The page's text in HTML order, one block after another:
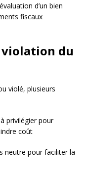
d’un bien
fiscaux
violation du
violé, plusieurs
privilégier pour
coût
neutre pour faciliter la